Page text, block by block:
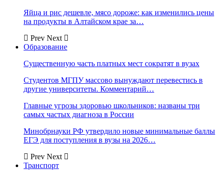
Яйца и рис дешевле, мясо дороже: как изменились цены
на продукты в Алтайском крае за…
Prev Next
Образование
Существенную часть платных мест сократят в вузах
Студентов МГПУ массово вынуждают перевестись в
другие университеты. Комментарий…
Главные угрозы здоровью школьников: названы три
самых частых диагноза в России
Минобрнауки РФ утвердило новые минимальные баллы
ЕГЭ для поступления в вузы на 2026…
Prev Next
Транспорт